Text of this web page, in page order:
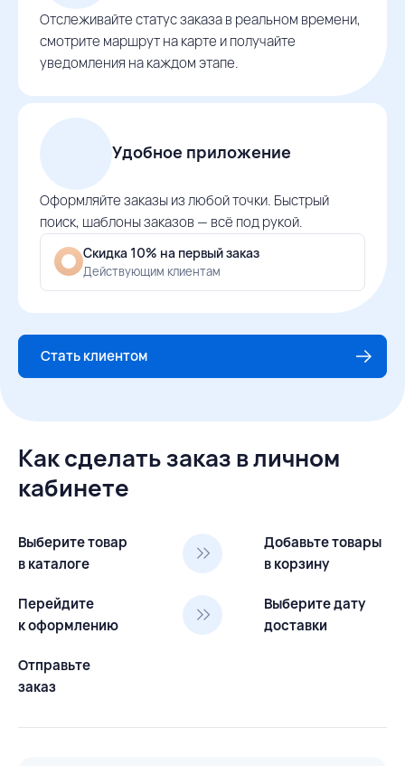
Отслеживайте статус заказа в реальном времени,
смотрите маршрут на карте и получайте
уведомления на каждом этапе.
Удобное приложение
Оформляйте заказы из любой точки. Быстрый
поиск, шаблоны заказов — всё под рукой.
Скидка 10% на первый заказ
Действующим клиентам
Стать клиентом
Как сделать заказ в личном
кабинете
Выберите товар
в каталоге
Добавьте товары
в корзину
Перейдите
к оформлению
Выберите дату
доставки
Отправьте
заказ